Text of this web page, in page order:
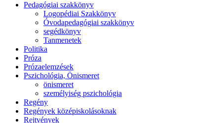
Pedagógiai szakkönyv
Logopédiai Szakkönyv
Óvodapedagógiai szakkönyv
segédkönyv
Tanmenetek
Politika
Próza
Prózaelemzések
Pszichológia, Önismeret
önismeret
személyiség pszichológia
Regény
Regények középiskolásoknak
Rejtvények